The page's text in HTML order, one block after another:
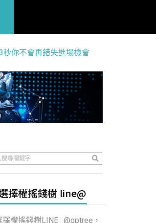
秒你不會再錯失進場機會
擇權搖錢樹 line@
權搖錢樹LINE : @optree，